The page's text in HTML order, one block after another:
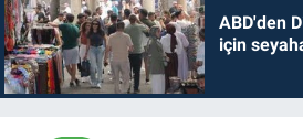
ABD'den
için